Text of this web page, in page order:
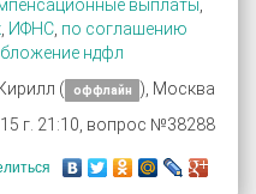
выплаты
ИФНС по соглашению
ндфл
Кирилл (
оффлайн
), Москва
г. 21:10, вопрос №38288